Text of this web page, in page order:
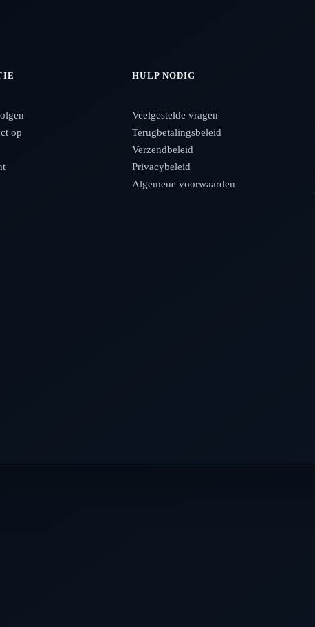
op
HULP NODIG
Veelgestelde vragen
Terugbetalingsbeleid
Verzendbeleid
Privacybeleid
Algemene voorwaarden